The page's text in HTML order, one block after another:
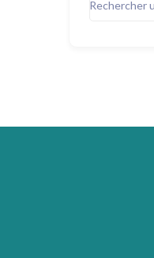
Rechercher